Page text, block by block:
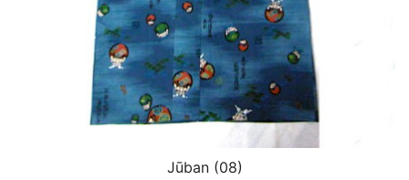
Jūban (08)